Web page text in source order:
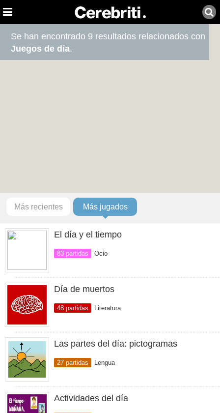
Se han encontrado 9 resultados relacionados con
Juegos de día.
Más recientes Más jugados
El día y el tiempo
83 partidas Ocio
Día de muertos
48 partidas Literatura
Las partes del día: pictogramas
27 partidas Lengua
Actividades del día